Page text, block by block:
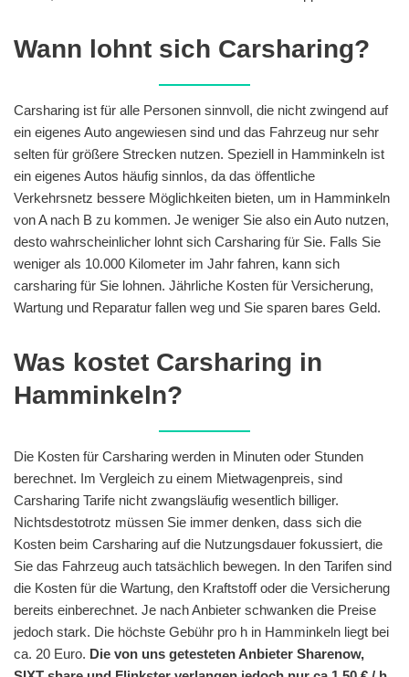
Wann lohnt sich Carsharing?
Carsharing ist für alle Personen sinnvoll, die nicht zwingend auf
ein eigenes Auto angewiesen sind und das Fahrzeug nur sehr
selten für größere Strecken nutzen. Speziell in Hamminkeln ist
ein eigenes Autos häufig sinnlos, da das öffentliche
Verkehrsnetz bessere Möglichkeiten bieten, um in Hamminkeln
von A nach B zu kommen. Je weniger Sie also ein Auto nutzen,
desto wahrscheinlicher lohnt sich Carsharing für Sie. Falls Sie
weniger als 10.000 Kilometer im Jahr fahren, kann sich
carsharing für Sie lohnen. Jährliche Kosten für Versicherung,
Wartung und Reparatur fallen weg und Sie sparen bares Geld.
Was kostet Carsharing in
Hamminkeln?
Die Kosten für Carsharing werden in Minuten oder Stunden
berechnet. Im Vergleich zu einem Mietwagenpreis, sind
Carsharing Tarife nicht zwangsläufig wesentlich billiger.
Nichtsdestotrotz müssen Sie immer denken, dass sich die
Kosten beim Carsharing auf die Nutzungsdauer fokussiert, die
Sie das Fahrzeug auch tatsächlich bewegen. In den Tarifen sind
die Kosten für die Wartung, den Kraftstoff oder die Versicherung
bereits einberechnet. Je nach Anbieter schwanken die Preise
jedoch stark. Die höchste Gebühr pro h in Hamminkeln liegt bei
ca. 20 Euro. Die von uns getesteten Anbieter Sharenow,